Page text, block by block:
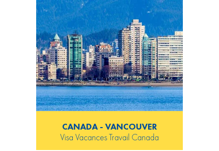
CANADA - VANCOUVER
Visa Vacances Travail Canada